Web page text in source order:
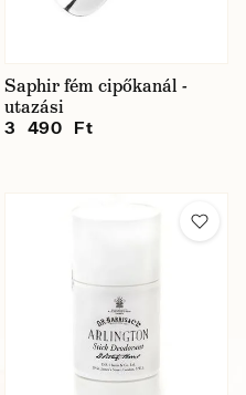
Saphir fém cipőkanál -
utazási
3 490 Ft